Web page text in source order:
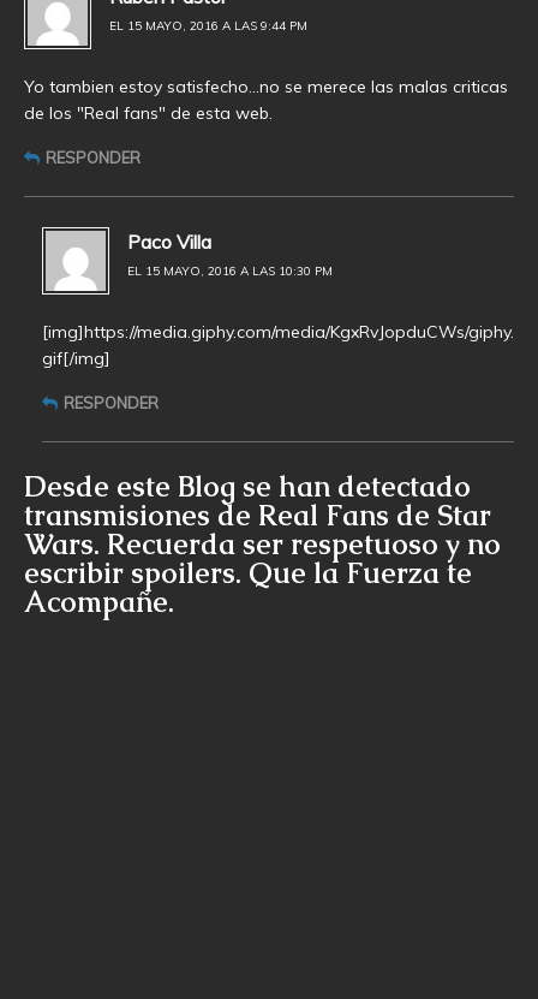
EL 15 MAYO, 2016 A LAS 9:44 PM
Yo tambien estoy satisfecho…no se merece las malas criticas
de los "Real fans" de esta web.
RESPONDER
Paco Villa
EL 15 MAYO, 2016 A LAS 10:30 PM
[img]https://media.giphy.com/media/KgxRvJopduCWs/giphy.
gif[/img]
RESPONDER
Desde este Blog se han detectado
transmisiones de Real Fans de Star
Wars. Recuerda ser respetuoso y no
escribir spoilers. Que la Fuerza te
Acompañe.